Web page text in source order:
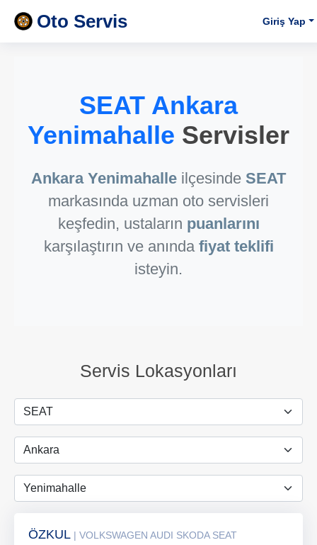
Oto Servis Giriş Yap
SEAT Ankara
Yenimahalle Servisler
Ankara Yenimahalle ilçesinde SEAT
markasında uzman oto servisleri
keşfedin, ustaların puanlarını
karşılaştırın ve anında fiyat teklifi
isteyin.
Servis Lokasyonları
ÖZKUL | VOLKSWAGEN AUDI SKODA SEAT